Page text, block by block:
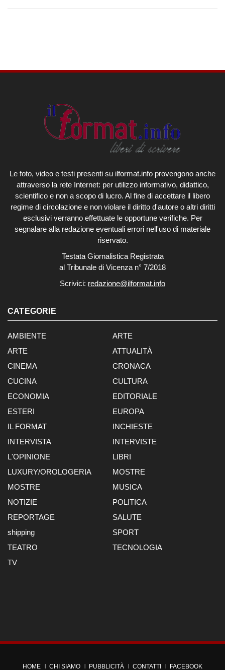
Le foto, video e testi presenti su ilformat.info provengono anche
attraverso la rete Internet: per utilizzo informativo, didattico,
scientifico e non a scopo di lucro. Al fine di accettare il libero
regime di circolazione e non violare il diritto d'autore o altri diritti
esclusivi verranno effettuate le opportune verifiche. Per
segnalare alla redazione eventuali errori nell'uso di materiale
riservato.
Testata Giornalistica Registrata
al Tribunale di Vicenza n° 7/2018
Scrivici: redazione@ilformat.info
CATEGORIE
AMBIENTE
ARTE
ARTE
ATTUALITÀ
CINEMA
CRONACA
CUCINA
CULTURA
ECONOMIA
EDITORIALE
ESTERI
EUROPA
IL FORMAT
INCHIESTE
INTERVISTA
INTERVISTE
L'OPINIONE
LIBRI
LUXURY/OROLOGERIA
MOSTRE
MOSTRE
MUSICA
NOTIZIE
POLITICA
REPORTAGE
SALUTE
shipping
SPORT
TEATRO
TECNOLOGIA
TV
HOME CHI SIAMO PUBBLICITÀ CONTATTI FACEBOOK